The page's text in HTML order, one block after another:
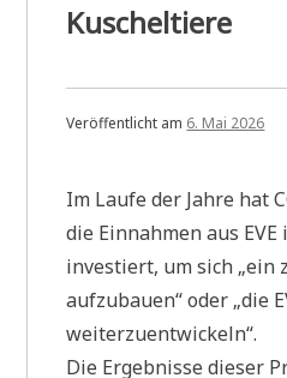
Kuscheltiere
Veröffentlicht am 6. Mai 2026
Im Laufe der Jahre hat
die Einnahmen aus
investiert, um sich „ein
aufzubauen“ oder „die
weiterzuentwickeln“.
Die Ergebnisse dieser